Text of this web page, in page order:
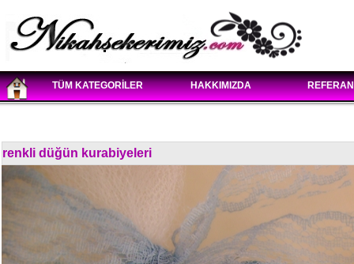
TÜM KATEGORİLER HAKKIMIZDA
renkli düğün kurabiyeleri